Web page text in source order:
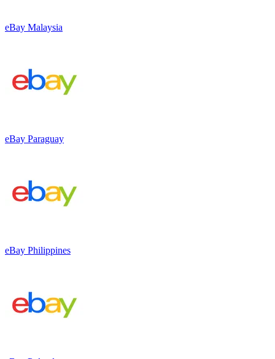
eBay Malaysia
eBay Paraguay
eBay Philippines